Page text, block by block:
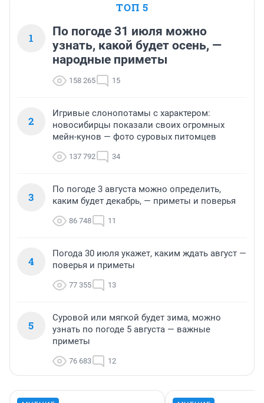
ТОП 5
1
По погоде 31 июля можно
узнать, какой будет осень, —
народные приметы
158 265 15
2
Игривые слонопотамы с характером:
новосибирцы показали своих огромных
мейн-кунов — фото суровых питомцев
137 792 34
3
По погоде 3 августа можно определить,
каким будет декабрь, — приметы и поверья
86 748 11
4
Погода 30 июля укажет, каким ждать август —
поверья и приметы
77 355 13
5
Суровой или мягкой будет зима, можно
узнать по погоде 5 августа — важные
приметы
76 683 12